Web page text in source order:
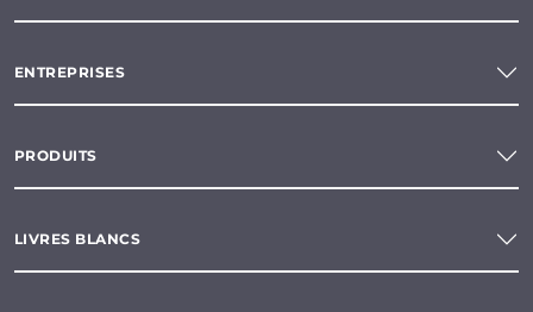
ENTREPRISES
PRODUITS
LIVRES BLANCS